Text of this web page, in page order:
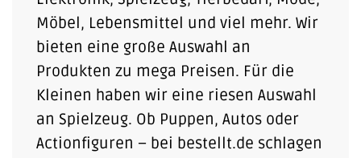
Möbel, Lebensmittel und viel mehr. Wir
bieten eine große Auswahl an
Produkten zu mega Preisen. Für die
Kleinen haben wir eine riesen Auswahl
an Spielzeug. Ob Puppen, Autos oder
Actionfiguren – bei bestellt.de schlagen